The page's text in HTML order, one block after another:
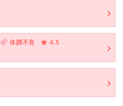
体調不良
4.5